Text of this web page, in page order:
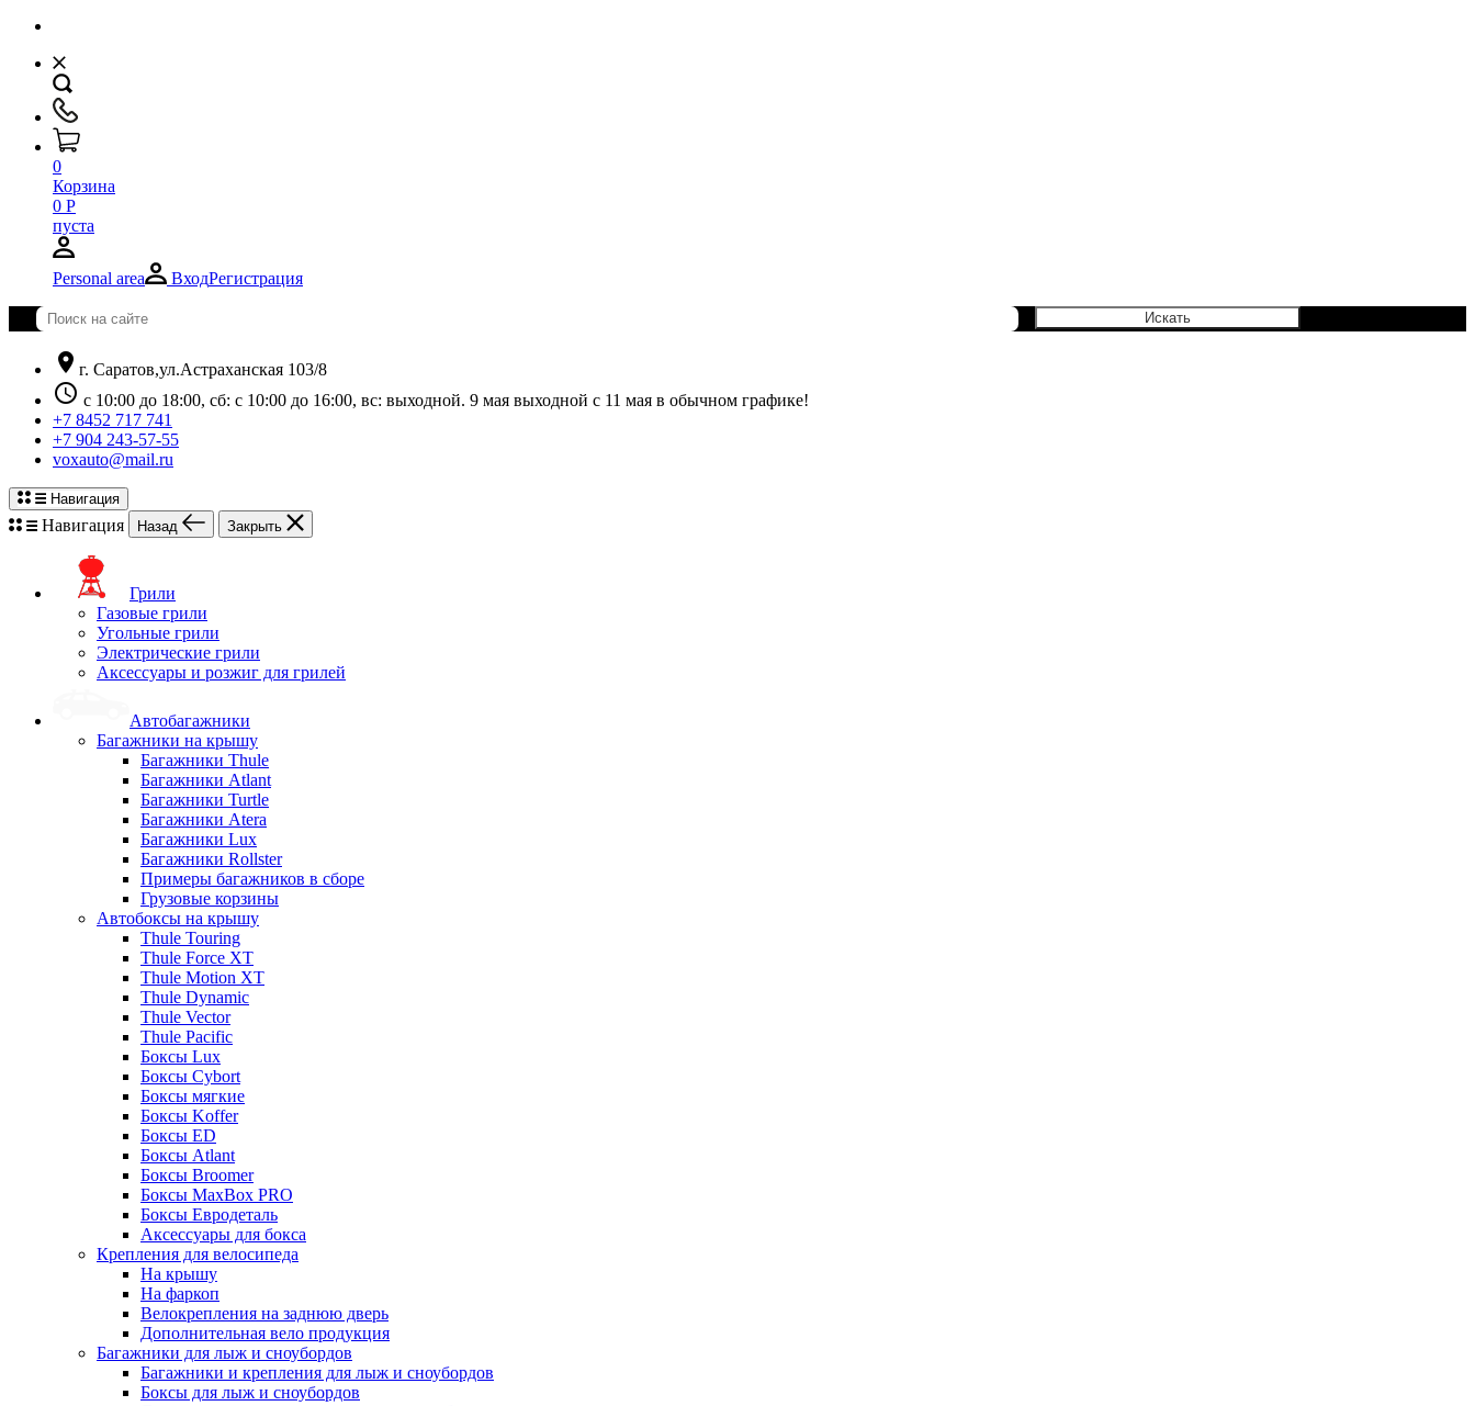
0
Корзина
0 Р
пуста
Personal area ВходРегистрация
location_on г. Саратов,ул.Астраханская 103/8
schedule с 10:00 до 18:00, сб: с 10:00 до 16:00, вс: выходной. 9 мая выходной с 11 мая в обычном графике!
+7 8452 717 741
+7 904 243-57-55
voxauto@mail.ru
Навигация
Навигация Назад Закрыть
Грили
Газовые грили
Угольные грили
Электрические грили
Аксессуары и розжиг для грилей
Автобагажники
Багажники на крышу
Багажники Thule
Багажники Atlant
Багажники Turtle
Багажники Atera
Багажники Lux
Багажники Rollster
Примеры багажников в сборе
Грузовые корзины
Автобоксы на крышу
Thule Touring
Thule Force XT
Thule Motion XT
Thule Dynamic
Thule Vector
Thule Pacific
Боксы Lux
Боксы Cybort
Боксы мягкие
Боксы Koffer
Боксы ED
Боксы Atlant
Боксы Broomer
Боксы MaxBox PRO
Боксы Евродеталь
Аксессуары для бокса
Крепления для велосипеда
На крышу
На фаркоп
Велокрепления на заднюю дверь
Дополнительная вело продукция
Багажники для лыж и сноубордов
Багажники и крепления для лыж и сноубордов
Боксы для лыж и сноубордов